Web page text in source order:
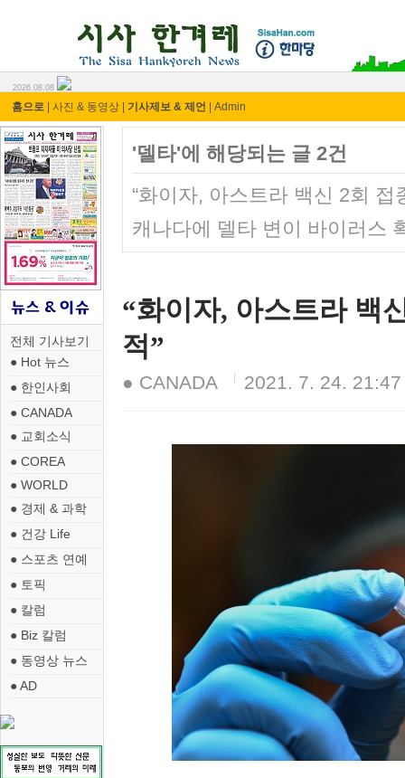
2026.08.08
홈으로 사진 & 동영상 기사제보 & 제언 Admin
전체 기사보기
● Hot 뉴스
● 한인사회
● CANADA
● 교회소식
● COREA
● WORLD
● 경제 & 과학
● 건강 Life
● 스포츠 연예
● 토픽
● 칼럼
● Biz 칼럼
● 동영상 뉴스
● AD
'델타'에 해당되는 글 2건
“화이자, 아스트라 백신 2회 접
캐나다에 델타 변이 바이러스
“화이자, 아스트라 백
적”
● CANADA 2021. 7. 24. 21:47